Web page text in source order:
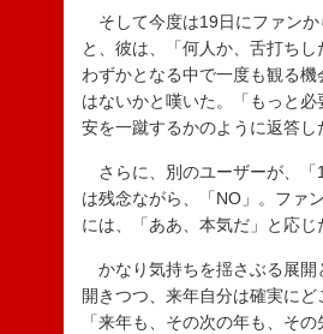
そして今度は19日にファンか
と、彼は、「何人か、舌打ち
わずかとなる中で一度も観る
はないかと嘆いた。「もっと
安を一蹴するかのように返答し
さらに、別のユーザーが、「
は残念ながら、「NO」。ファ
には、「ああ、本気だ」と応じ
かなり気持ちを揺さぶる展開
開きつつ、来年自分は確実に
「来年も、その次の年も、そ